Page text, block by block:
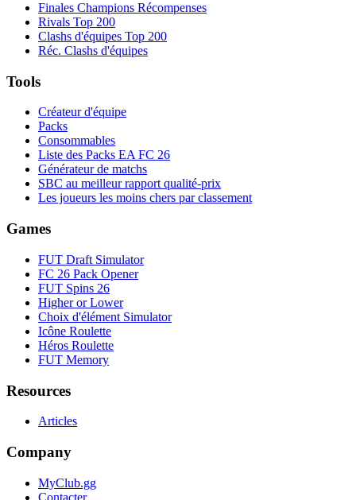
Finales Champions Récompenses
Rivals Top 200
Clashs d'équipes Top 200
Réc. Clashs d'équipes
Tools
Créateur d'équipe
Packs
Consommables
Liste des Packs EA FC 26
Générateur de matchs
SBC au meilleur rapport qualité-prix
Les joueurs les moins chers par classement
Games
FUT Draft Simulator
FC 26 Pack Opener
FUT Spins 26
Higher or Lower
Choix d'élément Simulator
Icône Roulette
Héros Roulette
FUT Memory
Resources
Articles
Company
MyClub.gg
Contacter